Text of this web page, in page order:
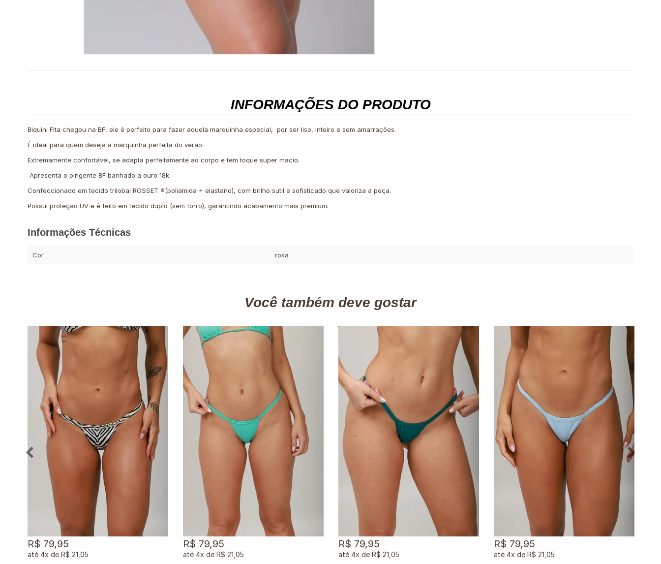
INFORMAÇÕES DO PRODUTO
Biquini Fita chegou na BF, ele é perfeito para fazer aquela marquinha especial, por ser liso, inteiro e sem amarrações.
É ideal para quem deseja a marquinha perfeita do verão.
Extremamente confortável, se adapta perfeitamente ao corpo e tem toque super macio.
Apresenta o pingente BF banhado a ouro 18k.
Confeccionado em tecido trilobal ROSSET ®️(poliamida + elastano), com brilho sutil e sofisticado que valoriza a peça.
Possui proteção UV e é feito em tecido duplo (sem forro), garantindo acabamento mais premium.
Informações Técnicas
Cor rosa
Você também deve gostar
R$ 79,95
4x de R$ 21,05
R$ 79,95
4x de R$ 21,05
R$ 79,95
4x de R$ 21,05
R$ 79,95
4x de R$ 21,05